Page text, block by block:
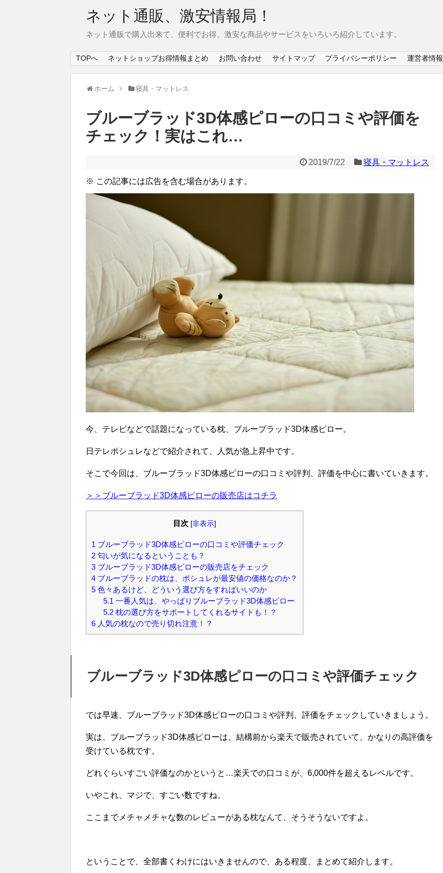
ネット通販、激安情報局！
ネット通販で購入出来て、便利でお得、激安な商品やサービスをいろいろ紹介しています。
TOPへ ネットショップお得情報まとめ お問い合わせ サイトマップ プライバシーポリシー 運営者情報
ホーム 寝具・マットレス
ブルーブラッド3D体感ピローの口コミや評価を
チェック！実はこれ…
2019/7/22 寝具・マットレス
※ この記事には広告を含む場合があります。
今、テレビなどで話題になっている枕、ブルーブラッド3D体感ピロー。
日テレポシュレなどで紹介されて、人気が急上昇中です。
そこで今回は、ブルーブラッド3D体感ピローの口コミや評判、評価を中心に書いていきます。
＞＞ブルーブラッド3D体感ピローの販売店はコチラ
目次 [非表示]
1 ブルーブラッド3D体感ピローの口コミや評価チェック
2 匂いが気になるということも？
3 ブルーブラッド3D体感ピローの販売店をチェック
4 ブルーブラッドの枕は、ポシュレが最安値の価格なのか？
5 色々あるけど、どういう選び方をすればいいのか
5.1 一番人気は、やっぱりブルーブラッド3D体感ピロー
5.2枕の選び方をサポートしてくれるサイトも！？
6 人気の枕なので売り切れ注意！？
ブルーブラッド3D体感ピローの口コミや評価チェック
では早速、ブルーブラッド3D体感ピローの口コミや評判、評価をチェックしていきましょう。
実は、ブルーブラッド3D体感ピローは、結構前から楽天で販売されていて、かなりの高評価を
受けている枕です。
どれぐらいすごい評価なのかというと…楽天での口コミが、6,000件を超えるレベルです。
いやこれ、マジで、すごい数ですね。
ここまでメチャメチャな数のレビューがある枕なんて、そうそうないですよ。
ということで、全部書くわけにはいきませんので、ある程度、まとめて紹介します。